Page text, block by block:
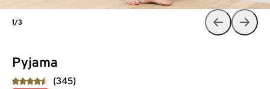
Pyjama
(345)
1/3